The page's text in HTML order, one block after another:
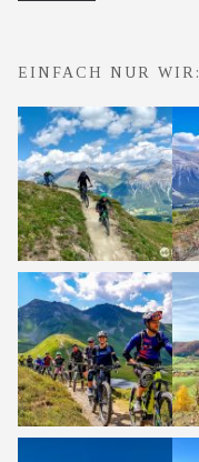
EINFACH NUR WIR: